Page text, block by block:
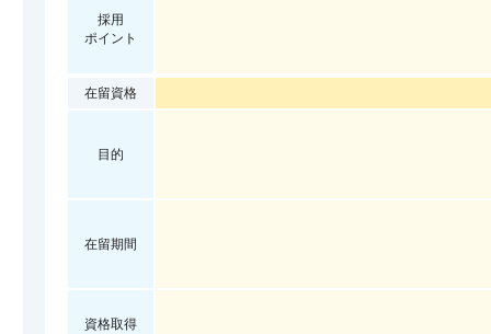
採用
ポイント
在留資格
目的
在留期間
資格取得